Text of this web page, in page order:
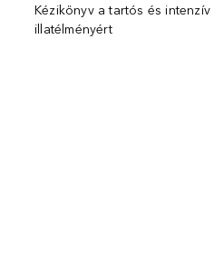
Kézikönyv a tartós és intenzív
illatélményért